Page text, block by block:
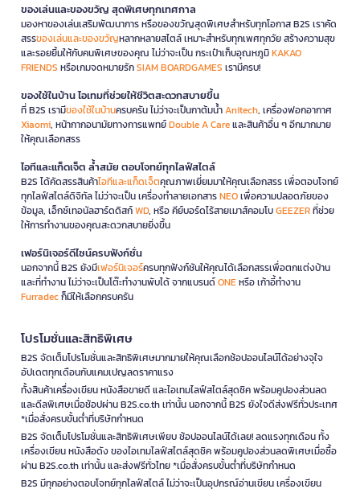
ของเล่นและของขวัญ สุดพิเศษทุกเทศกาล
มองหาของเล่นเสริมพัฒนาการ หรือของขวัญสุดพิเศษสำหรับทุกโอกาส B2S เราคัด
สรรของเล่นและของขวัญหลากหลายสไตล์ เหมาะสำหรับทุกเพศทุกวัย สร้างความสุข
และรอยยิ้มให้กับคนพิเศษของคุณ ไม่ว่าจะเป็น กระเป๋าเก็บอุณหภูมิKAKAO
FRIENDS หรือเกมจดหมายรักSIAM BOARDGAMES เรามีครบ!
ของใช้ในบ้าน ไอเทมที่ช่วยให้ชีวิตสะดวกสบายขึ้น
ที่ B2S เรามีของใช้ในบ้านครบครัน ไม่ว่าจะเป็นกาต้มน้ำAnitech, เครื่องฟอกอากาศ
Xiaomi, หน้ากากอนามัยทางการแพทย์Double A Careและสินค้าอื่น ๆ อีกมากมาย
ให้คุณเลือกสรร
ไอทีและแก็ดเจ็ต ล้ำสมัย ตอบโจทย์ทุกไลฟ์สไตล์
B2S ได้คัดสรรสินค้าไอทีและแก็ดเจ็ตคุณภาพเยี่ยมมาให้คุณเลือกสรร เพื่อตอบโจทย์
ทุกไลฟ์สไตล์ดิจิทัล ไม่ว่าจะเป็น เครื่องทำลายเอกสารNEOเพื่อความปลอดภัยของ
ข้อมูล, เอ็กซ์เทอนัลฮาร์ดดิสก์WD, หรือ คีย์บอร์ดไร้สายเมาส์คอมโบGEEZERที่ช่วย
ให้การทำงานของคุณสะดวกสบายยิ่งขึ้น
เฟอร์นิเจอร์ดีไซน์ครบฟังก์ชั่น
นอกจากนี้ B2S ยังมีเฟอร์นิเจอร์ครบทุกฟังก์ชันให้คุณได้เลือกสรรเพื่อตกแต่งบ้าน
และที่ทำงาน ไม่ว่าจะเป็นโต๊ะทำงานพับได้ จากแบรนด์ONEหรือ เก้าอี้ทำงาน
Furradecก็มีให้เลือกครบครัน
โปรโมชั่นและสิทธิพิเศษ
B2S จัดเต็มโปรโมชั่นและสิทธิพิเศษมากมายให้คุณเลือกช้อปออนไลน์ได้อย่างจุใจ
อัปเดตทุกเดือนกับแคมเปญลดราคาแรง
ทั้งสินค้าเครื่องเขียน หนังสือขายดี และไอเทมไลฟ์สไตล์สุดชิค พร้อมคูปองส่วนลด
และดีลพิเศษเมื่อช้อปผ่าน B2S.co.th เท่านั้น นอกจากนี้ B2S ยังใจดีส่งฟรีทั่วประเทศ
*เมื่อสั่งครบขั้นต่ำที่บริษัทกำหนด
B2S จัดเต็มโปรโมชั่นและสิทธิพิเศษเพียบ ช้อปออนไลน์ได้เลย! ลดแรงทุกเดือน ทั้ง
เครื่องเขียน หนังสือดัง ของไอเทมไลฟ์สไตล์สุดชิค พร้อมคูปองส่วนลดพิเศษเมื่อซื้อ
ผ่าน B2S.co.th เท่านั้น และส่งฟรีทั่วไทย *เมื่อสั่งครบขั้นต่ำที่บริษัทกำหนด
B2S มีทุกอย่างตอบโจทย์ทุกไลฟ์สไตล์ ไม่ว่าจะเป็นอุปกรณ์อ่านเขียน เครื่องเขียน